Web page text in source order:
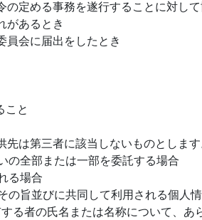
定める事務を遂行することに対し
があるとき
員会に届出をしたとき
こと
は第三者に該当しないものとします
全部または一部を委託する場合
る場合
旨並びに共同して利用される個人
る者の氏名または名称について、あ